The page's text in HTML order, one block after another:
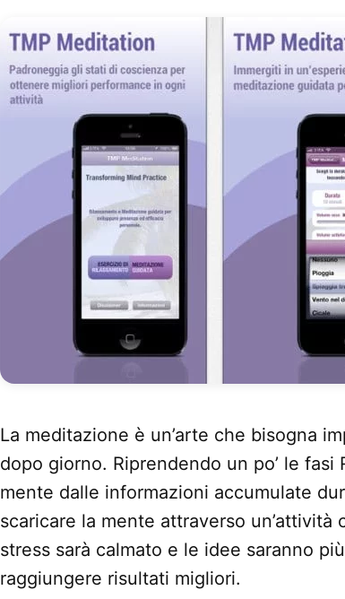
La meditazione è un’arte che bisogna
dopo giorno. Riprendendo un po’ le
mente dalle informazioni accumulate
scaricare la mente attraverso
stress sarà calmato e le idee saranno
raggiungere risultati migliori.